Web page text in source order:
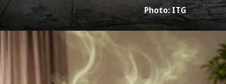
Photo: ITG